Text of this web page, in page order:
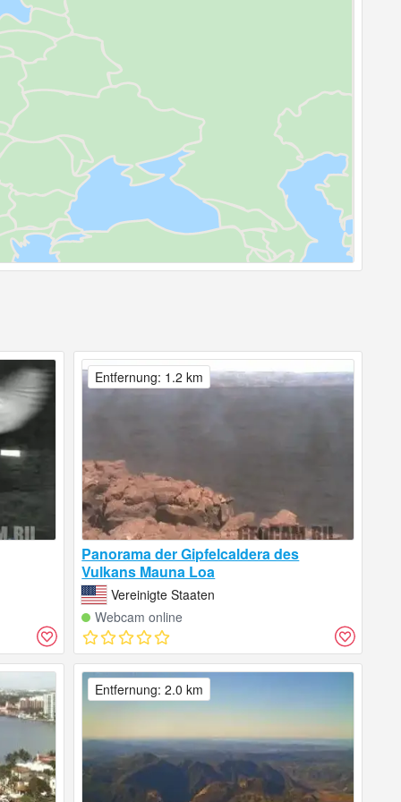
Panorama der Gipfelcaldera des
Vulkans Mauna Loa
Vereinigte Staaten
Webcam online
Entfernung: 1.2 km
Entfernung: 2.0 km